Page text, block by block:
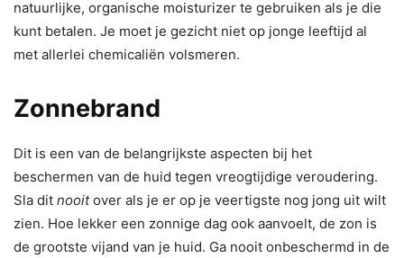
natuurlijke, organische moisturizer te gebruiken als je die
kunt betalen. Je moet je gezicht niet op jonge leeftijd al
met allerlei chemicaliën volsmeren.
Zonnebrand
Dit is een van de belangrijkste aspecten bij het
beschermen van de huid tegen vreogtijdige veroudering.
Sla dit nooitover als je er op je veertigste nog jong uit wilt
zien. Hoe lekker een zonnige dag ook aanvoelt, de zon is
de grootste vijand van je huid. Ga nooit onbeschermd in de